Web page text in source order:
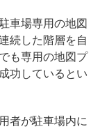
車場専用の地図
続した階層を自
も専用の地図プ
功しているとい
者が駐車場内に